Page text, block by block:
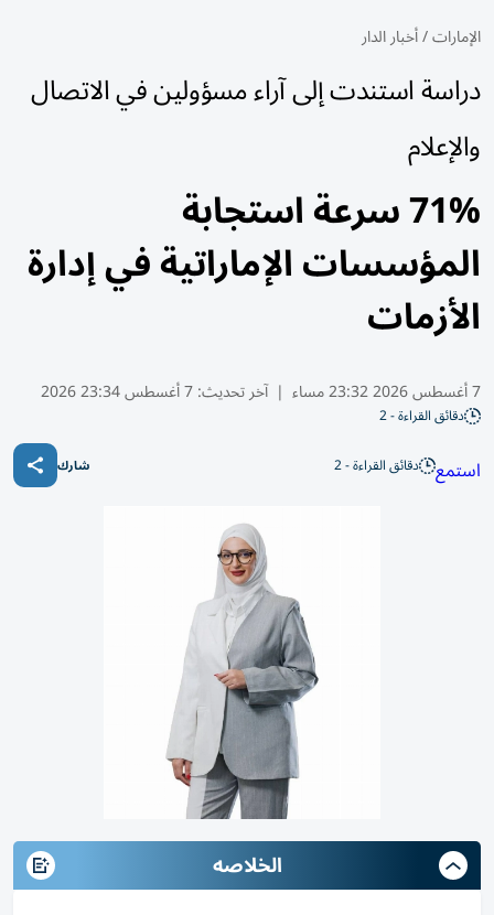
الإمارات/أخبار الدار
دراسة استندت إلى آراء مسؤولين في الاتصال
والإعلام
71% سرعة استجابة
المؤسسات الإماراتية في إدارة
الأزمات
7 أغسطس 2026 23:32 مساء | آخر تحديث:7 أغسطس 23:34 2026
دقائق القراءة - 2
استمع دقائق القراءة - 2 شارك
الخلاصه